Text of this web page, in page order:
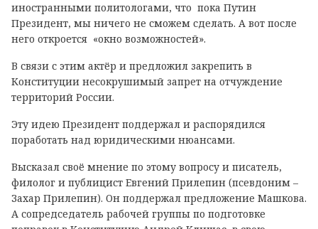
иностранными политологами, что пока Путин
Президент, мы ничего не сможем сделать. А вот после
него откроется «окно возможностей».
В связи с этим актёр и предложил закрепить в
Конституции несокрушимый запрет на отчуждение
территорий России.
Эту идею Президент поддержал и распорядился
поработать над юридическими нюансами.
Высказал своё мнение по этому вопросу и писатель,
филолог и публицист Евгений Прилепин (псевдоним –
Захар Прилепин). Он поддержал предложение Машкова.
А сопредседатель рабочей группы по подготовке